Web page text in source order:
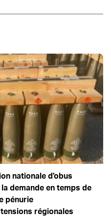
nationale d'obus
demande en temps de
pénurie
régionales